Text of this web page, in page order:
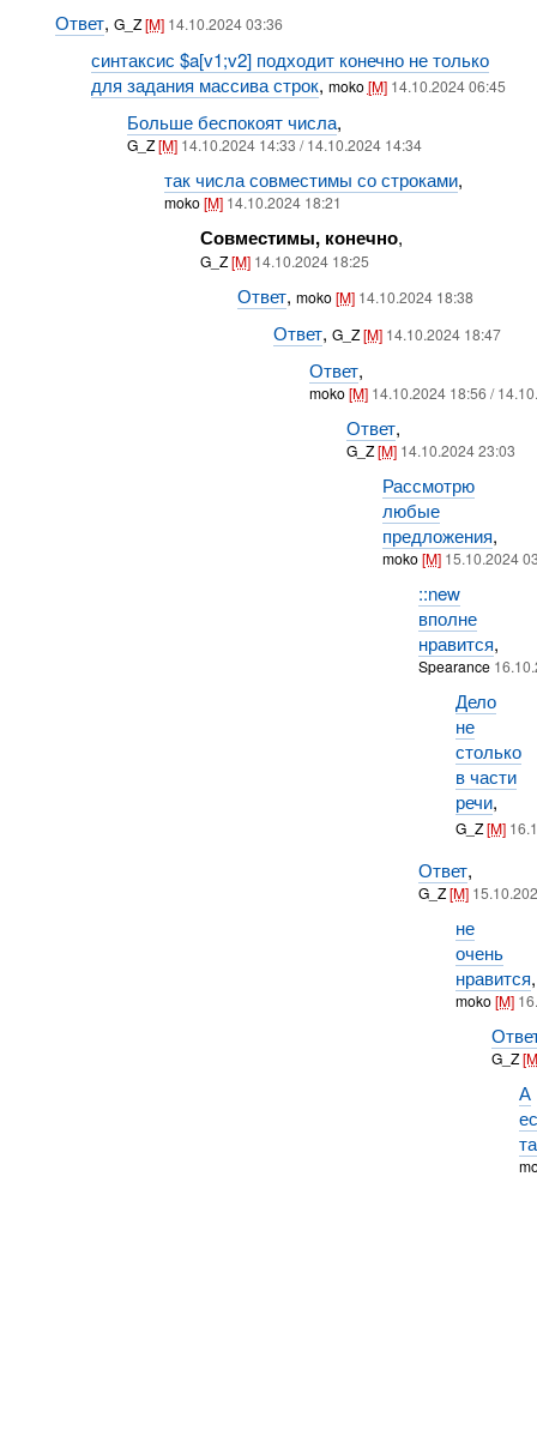
Ответ, G_Z[M] 14.10.2024 03:36
синтаксис $a[v1;v2] подходит конечно не только
для задания массива строк, moko[M] 14.10.2024 06:45
Больше беспокоят числа,
G_Z[M] 14.10.2024 14:33 / 14.10.2024 14:34
так числа совместимы со строками,
moko[M] 14.10.2024 18:21
Совместимы, конечно,
G_Z[M] 14.10.2024 18:25
Ответ, moko[M] 14.10.2024 18:38
Ответ, G_Z[M] 14.10.2024 18:47
Ответ,
moko[M] 14.10.2024 18:56 /
Ответ,
G_Z[M] 14.10.2024 23:03
Рассмотрю
любые
предложения,
moko[M] 15.10.2024
::new
вполне
нравится,
Spearance
Дело
не
столько
в части
речи,
G_Z[M]
Ответ,
G_Z[M]
не
очень
нравится,
moko[M]
G_Z
А